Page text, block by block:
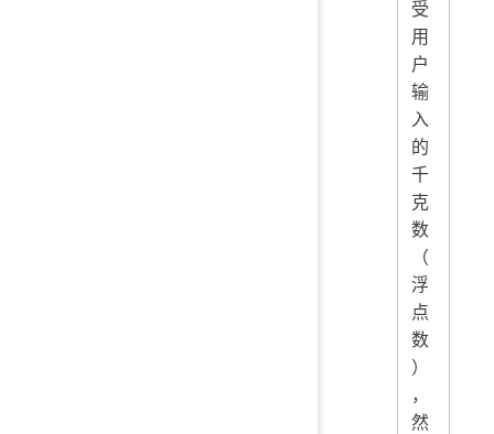
受
用
户
输
入
的
千
克
数
（
浮
点
数
）
，
然